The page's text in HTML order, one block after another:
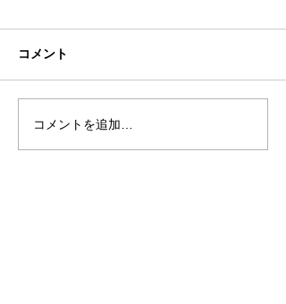
コメント
コメントを追加…